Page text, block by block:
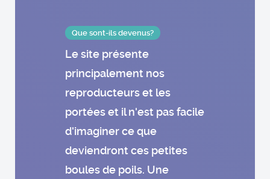
Que sont-ils devenus?
Le site présente
principalement nos
reproducteurs et les
portées et il n'est pas facile
d'imaginer ce que
deviendront ces petites
boules de poils. Une